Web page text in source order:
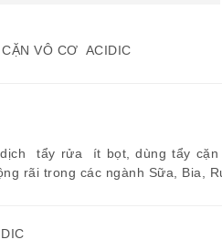
VÔ CƠ ACIDIC
tẩy rửa ít bọt, dùng tẩy
rãi trong các ngành Sữa, Bia,